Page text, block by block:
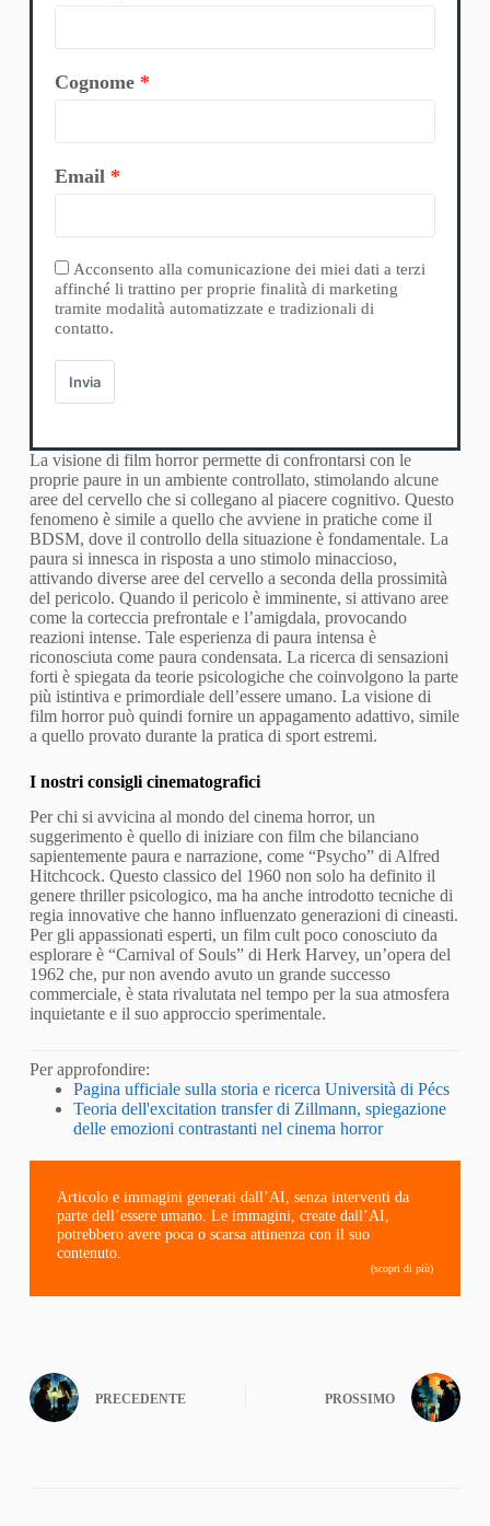
Cognome
Email
Acconsento alla comunicazione dei miei dati a terzi
affinché li trattino per proprie finalità di marketing
tramite modalità automatizzate e tradizionali di
contatto.
Invia
La visione di film horror permette di confrontarsi con le
proprie paure in un ambiente controllato, stimolando alcune
aree del cervello che si collegano al piacere cognitivo. Questo
fenomeno è simile a quello che avviene in pratiche come il
BDSM, dove il controllo della situazione è fondamentale. La
paura si innesca in risposta a uno stimolo minaccioso,
attivando diverse aree del cervello a seconda della prossimità
del pericolo. Quando il pericolo è imminente, si attivano aree
come la corteccia prefrontale e l’amigdala, provocando
reazioni intense. Tale esperienza di paura intensa è
riconosciuta come paura condensata. La ricerca di sensazioni
forti è spiegata da teorie psicologiche che coinvolgono la parte
più istintiva e primordiale dell’essere umano. La visione di
film horror può quindi fornire un appagamento adattivo, simile
a quello provato durante la pratica di sport estremi.
I nostri consigli cinematografici
Per chi si avvicina al mondo del cinema horror, un
suggerimento è quello di iniziare con film che bilanciano
sapientemente paura e narrazione, come “Psycho” di Alfred
Hitchcock. Questo classico del 1960 non solo ha definito il
genere thriller psicologico, ma ha anche introdotto tecniche di
regia innovative che hanno influenzato generazioni di cineasti.
Per gli appassionati esperti, un film cult poco conosciuto da
esplorare è “Carnival of Souls” di Herk Harvey, un’opera del
1962 che, pur non avendo avuto un grande successo
commerciale, è stata rivalutata nel tempo per la sua atmosfera
inquietante e il suo approccio sperimentale.
Per approfondire:
Pagina ufficiale sulla storia e ricerca Università di Pécs
Teoria dell'excitation transfer di Zillmann, spiegazione
delle emozioni contrastanti nel cinema horror
Articolo e immagini generati dall’AI, senza interventi da
parte dell’essere umano. Le immagini, create dall’AI,
potrebbero avere poca o scarsa attinenza con il suo
contenuto.
(scopri di più)
PRECEDENTE PROSSIMO